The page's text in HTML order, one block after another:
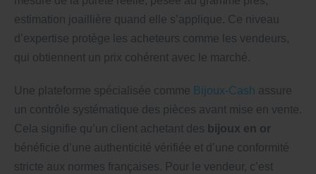
estimation joaillière quand elle s’applique. Ce niveau
d’expertise protège les acheteurs comme les vendeurs,
qui obtiennent un prix cohérent avec le marché.
Une plateforme spécialisée comme Bijoux-Cash assure
un contrôle systématique des pièces avant mise en vente.
Cela signifie qu’un client achetant des bijoux en or
bénéficie d’une authenticité vérifiée et d’une conformité
stricte aux normes françaises. Pour le vendeur, c’est